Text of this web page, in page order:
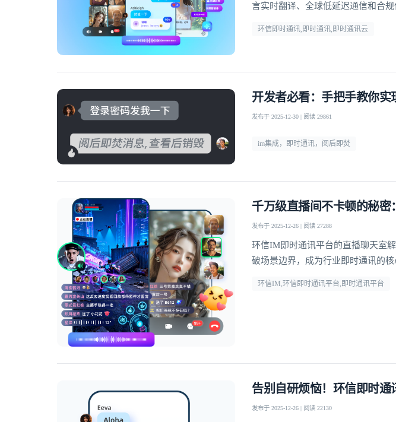
言实时翻译、全球低延迟通信和合
环信即时通讯,即时通讯,即时通讯云
开发者必看：手把手教你
发布于 2025-12-30 | 阅读 29861
im集成，即时通讯，阅后即焚
千万级直播间不卡顿的秘
发布于 2025-12-26 | 阅读 27288
环信IM即时通讯平台的直播聊天室
破场景边界，成为行业即时通讯的核
环信IM,环信即时通讯平台,即时通讯平台
告别自研烦恼！环信即时
发布于 2025-12-26 | 阅读 22130
登